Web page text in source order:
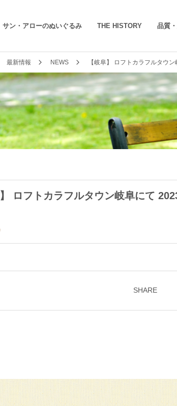
サン・アローのぬいぐるみ THE HISTORY 品質
最新情報 NEWS 【岐阜】 ロフトカラフルタウ
】 ロフトカラフルタウン岐阜にて
SHARE